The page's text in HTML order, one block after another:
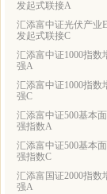
发起式联接A
汇添富中证光伏产业
发起式联接C
汇添富中证1000指数
强A
汇添富中证1000指数
强C
汇添富中证500基本
强指数A
汇添富中证500基本
强指数C
汇添富国证2000指数
强A